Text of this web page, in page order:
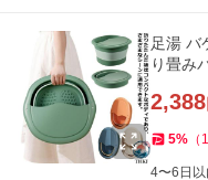
足湯 バ
り畳み
2,388
5% （
4〜6日以